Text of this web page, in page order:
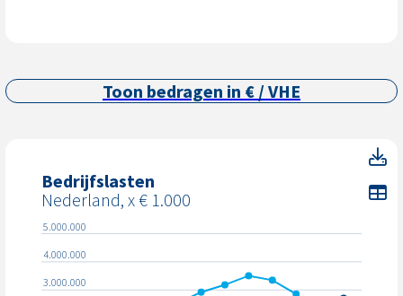
Toon bedragen in € / VHE
Bedrijfslasten
Nederland, x € 1.000
3.000.000
4.000.000
5.000.000